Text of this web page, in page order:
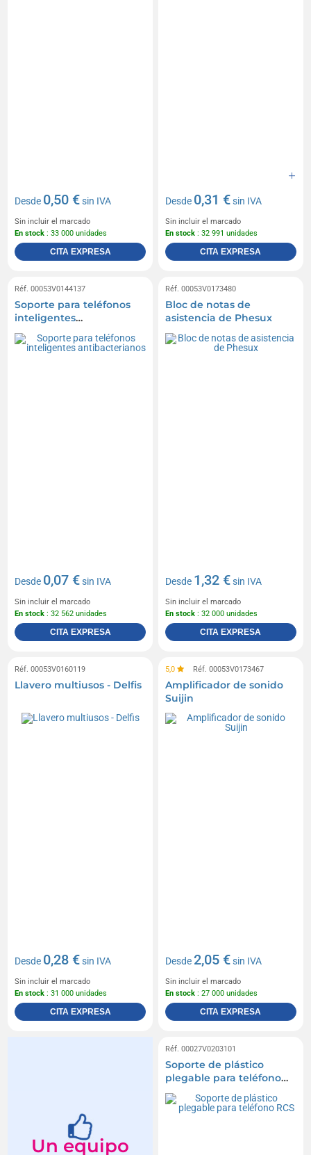
Desde 0,50 €sin IVA
Sin incluir el marcado
En stock : 33 000 unidades
CITA EXPRESA
Desde 0,31 €sin IVA
Sin incluir el marcado
En stock : 32 991 unidades
CITA EXPRESA
Réf. 00053V0144137
Soporte para teléfonos
inteligentes
antibacterianos
Desde 0,07 €sin IVA
Sin incluir el marcado
En stock : 32 562 unidades
CITA EXPRESA
Réf. 00053V0173480
Bloc de notas de
asistencia de Phesux
Desde 1,32 €sin IVA
Sin incluir el marcado
En stock : 32 000 unidades
CITA EXPRESA
Réf. 00053V0160119
Llavero multiusos - Delfis
Desde 0,28 €sin IVA
Sin incluir el marcado
En stock : 31 000 unidades
CITA EXPRESA
5,0 Réf. 00053V0173467
Amplificador de sonido
Suijin
Desde2,05 €sin IVA
Sin incluir el marcado
En stock : 27 000 unidades
CITA EXPRESA
Un equipo
Réf. 00027V0203101
Soporte de plástico
plegable para teléfono
RCS